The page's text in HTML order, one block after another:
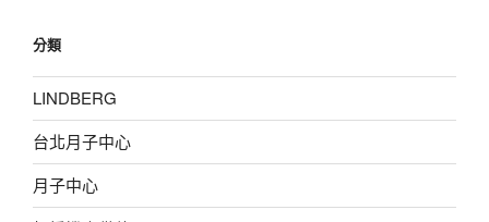
分類
LINDBERG
台北月子中心
月子中心